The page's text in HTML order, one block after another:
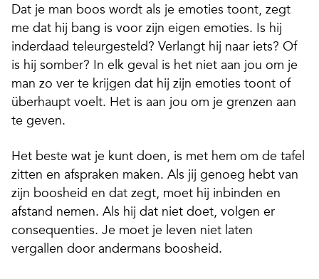
Dat je man boos wordt als je emoties toont, zegt
me dat hij bang is voor zijn eigen emoties. Is hij
inderdaad teleurgesteld? Verlangt hij naar iets? Of
is hij somber? In elk geval is het niet aan jou om je
man zo ver te krijgen dat hij zijn emoties toont of
überhaupt voelt. Het is aan jou om je grenzen aan
te geven.
Het beste wat je kunt doen, is met hem om de tafel
zitten en afspraken maken. Als jij genoeg hebt van
zijn boosheid en dat zegt, moet hij inbinden en
afstand nemen. Als hij dat niet doet, volgen er
consequenties. Je moet je leven niet laten
vergallen door andermans boosheid.